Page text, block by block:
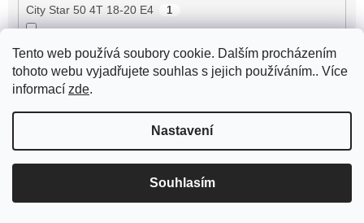
Tento web používá soubory cookie. Dalším procházením
tohoto webu vyjadřujete souhlas s jejich používáním.. Více
informací zde.
Nastavení
Souhlasím
City Star 50 4T 18-20 E4 1
City Star IE 50 4T 18-20 E4 1
Cityleader 50 4T
0
Cityliner 50 4T 2
Citystar 50 2T 14-17 E2 0